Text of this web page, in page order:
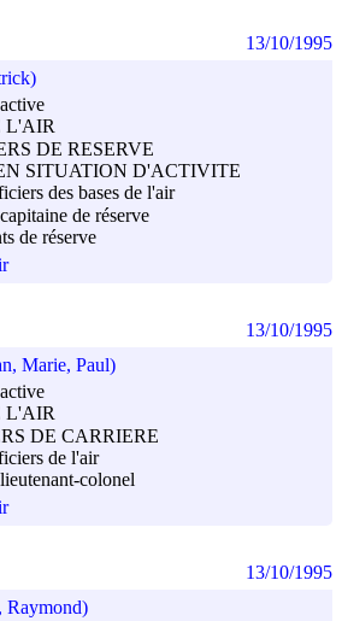
L'AIR
DE RESERVE
SITUATION D'ACTIVITE
des bases de l'air
de réserve
de réserve
13/10/1995
Marie, Paul)
L'AIR
DE CARRIERE
de l'air
colonel
13/10/1995
Raymond)
13/10/1995